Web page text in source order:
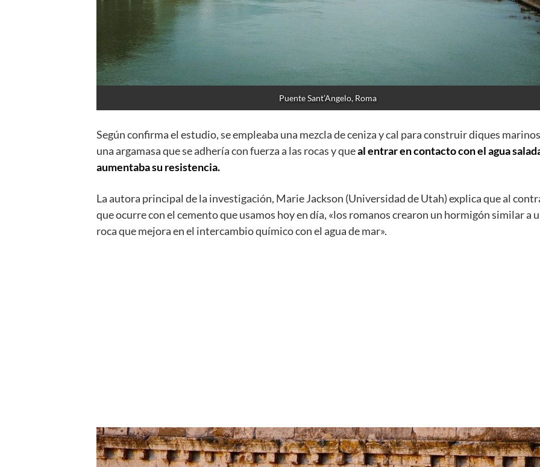
Puente Sant’Angelo, Roma
Según confirma el estudio, se empleaba una mezcla de ceniza y cal para construir diques
una argamasa que se adhería con fuerza a las rocas y queal entrar en contacto con el agua
aumentaba su resistencia.
La autora principal de la investigación, Marie Jackson (Universidad de Utah) explica que al
que ocurre con el cemento que usamos hoy en día, «los romanos crearon un hormigón similar a
roca que mejora en el intercambio químico con el agua de mar».